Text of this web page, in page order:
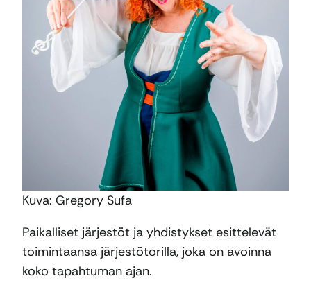
Kuva: Gregory Sufa
Paikalliset järjestöt ja yhdistykset esittelevät
toimintaansa järjestötorilla, joka on avoinna
koko tapahtuman ajan.